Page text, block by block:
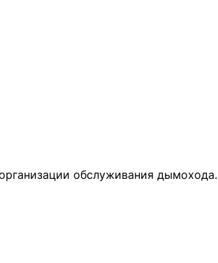
обслуживания дымохода.